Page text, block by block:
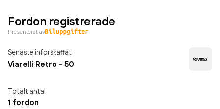
Fordon registrerade
Presenterat av
Senaste införskaffat
Viarelli Retro - 50
Totalt antal
1 fordon